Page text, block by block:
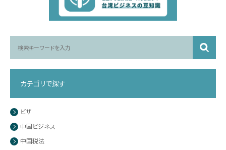
カテゴリで探す
ビザ
中国ビジネス
中国税法